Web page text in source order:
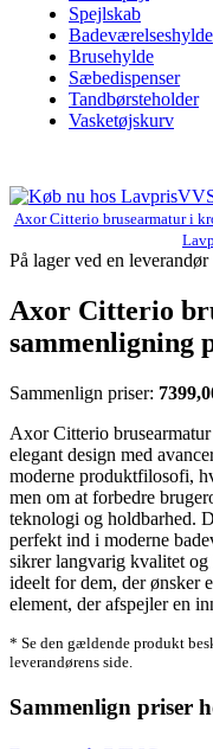
Spejlskab
Badeværelseshylde
Brusehylde
Sæbedispenser
Tandbørsteholder
Vasketøjskurv
Axor Citterio brusearmatur i
På lager ved en leverandør
Axor Citterio
sammenligning
Sammenlign priser:
Axor Citterio
elegant design med
moderne produktfilosofi,
men om at forbedre
teknologi og holdbarhed.
perfekt ind i moderne
sikrer langvarig kvalitet og
ideelt for dem, der ønsker
element, der afspejler en
* Se den gældende produkt
leverandørens side.
Sammenlign priser